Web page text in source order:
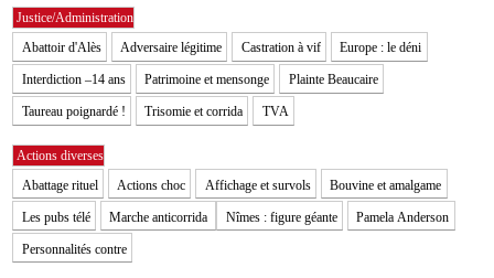
Justice/Administration
Abattoir d'Alès Adversaire légitime Castration à vif Europe : le déni
Interdiction –14 ans Patrimoine et mensonge Plainte Beaucaire
Taureau poignardé ! Trisomie et corrida TVA
Actions diverses
Abattage rituel Actions choc Affichage et survols Bouvine et amalgame
Les pubs télé Marche anticorrida Nîmes : figure géante Pamela Anderson
Personnalités contre